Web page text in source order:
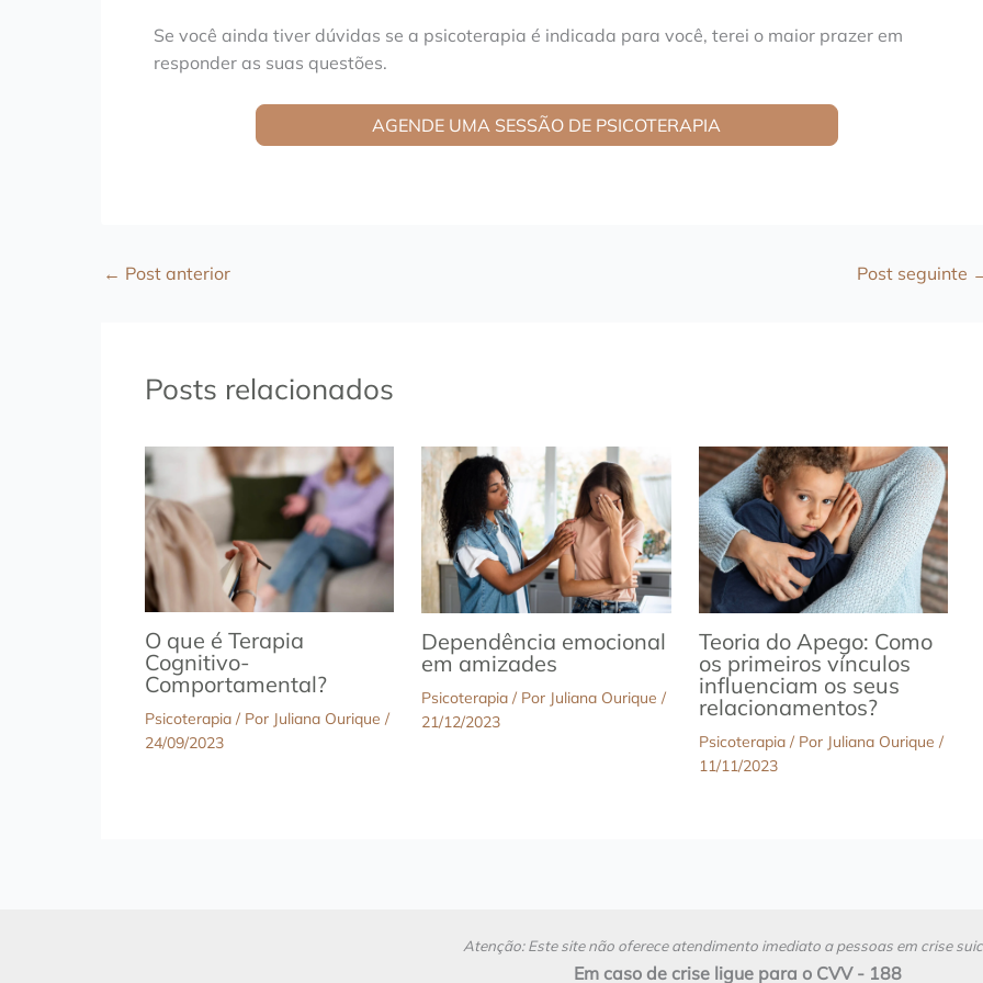
Se você ainda tiver dúvidas se a psicoterapia é indicada para você, terei o maior prazer em
responder as suas questões.
AGENDE UMA SESSÃO DE PSICOTERAPIA
← Post anterior Post seguinte
Posts relacionados
O que é Terapia
Cognitivo-
Comportamental?
Psicoterapia / Por Juliana Ourique /
24/09/2023
Dependência emocional
em amizades
Psicoterapia / Por Juliana Ourique/
21/12/2023
Teoria do Apego: Como
os primeiros vínculos
influenciam os seus
relacionamentos?
Psicoterapia/ Por Juliana Ourique /
11/11/2023
Atenção: Este site não oferece atendimento imediato a pessoas em crise
Em caso de crise ligue para o CVV - 188